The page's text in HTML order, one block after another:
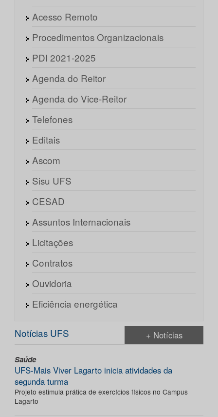
Acesso Remoto
Procedimentos Organizacionais
PDI 2021-2025
Agenda do Reitor
Agenda do Vice-Reitor
Telefones
Editais
Ascom
Sisu UFS
CESAD
Assuntos Internacionais
Licitações
Contratos
Ouvidoria
Eficiência energética
Notícias UFS + Notícias
Saúde
UFS-Mais Viver Lagarto inicia atividades da
segunda turma
Projeto estimula prática de exercícios físicos no Campus
Lagarto